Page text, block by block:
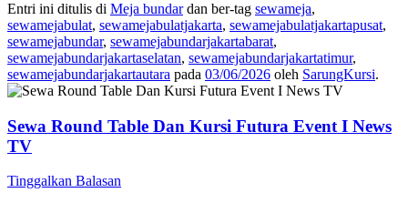
Entri ini ditulis di Meja bundardan ber-tag sewameja,
sewamejabulat, sewamejabulatjakarta, sewamejabulatjakartapusat,
sewamejabundar, sewamejabundarjakartabarat,
sewamejabundarjakartaselatan, sewamejabundarjakartatimur,
sewamejabundarjakartautara pada 03/06/2026 oleh SarungKursi.
Sewa Round Table Dan Kursi Futura Event I News
TV
Tinggalkan Balasan